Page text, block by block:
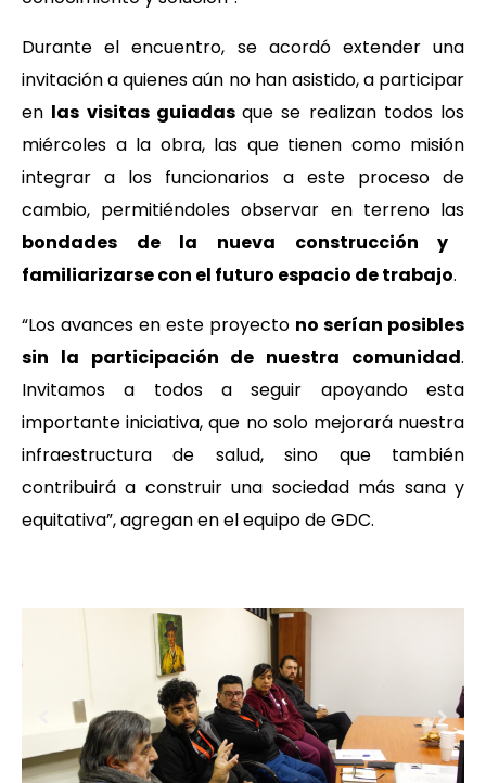
Durante el encuentro, se acordó extender una
invitación a quienes aún no han asistido, a participar
en las visitas guiadas que se realizan todos los
miércoles a la obra, las que tienen como misión
integrar a los funcionarios a este proceso de
cambio, permitiéndoles observar en terreno las
bondades de la nueva construcción y
familiarizarse con el futuro espacio de trabajo.
“Los avances en este proyecto no serían posibles
sin la participación de nuestra comunidad.
Invitamos a todos a seguir apoyando esta
importante iniciativa, que no solo mejorará nuestra
infraestructura de salud, sino que también
contribuirá a construir una sociedad más sana y
equitativa”, agregan en el equipo de GDC.